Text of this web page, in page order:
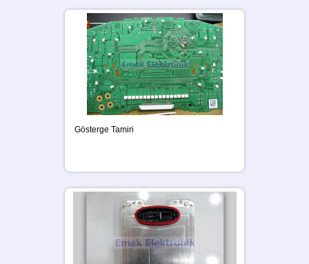
Gösterge Tamiri